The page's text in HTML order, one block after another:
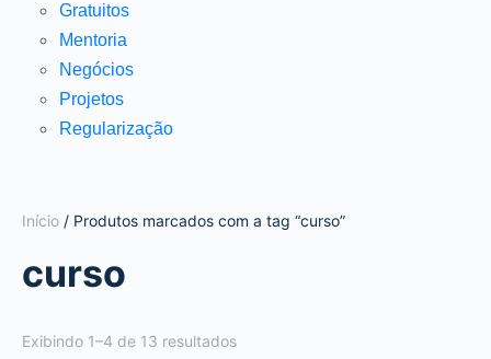
Gratuitos
Mentoria
Negócios
Projetos
Regularização
Início / Produtos marcados com a tag “curso”
curso
Exibindo 1–4 de 13 resultados